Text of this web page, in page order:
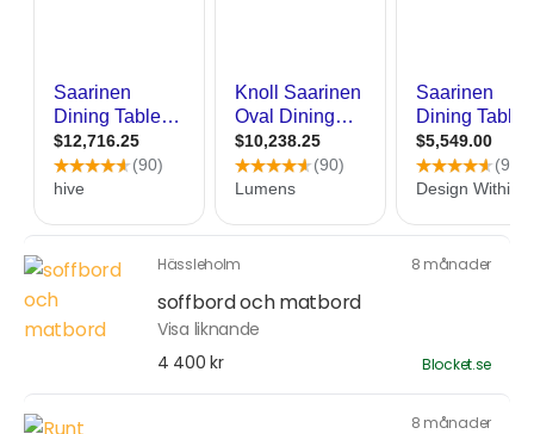
Hässleholm 8 månader
soffbord och matbord
Visa liknande
4 400 kr
Blocket.se
8 månader